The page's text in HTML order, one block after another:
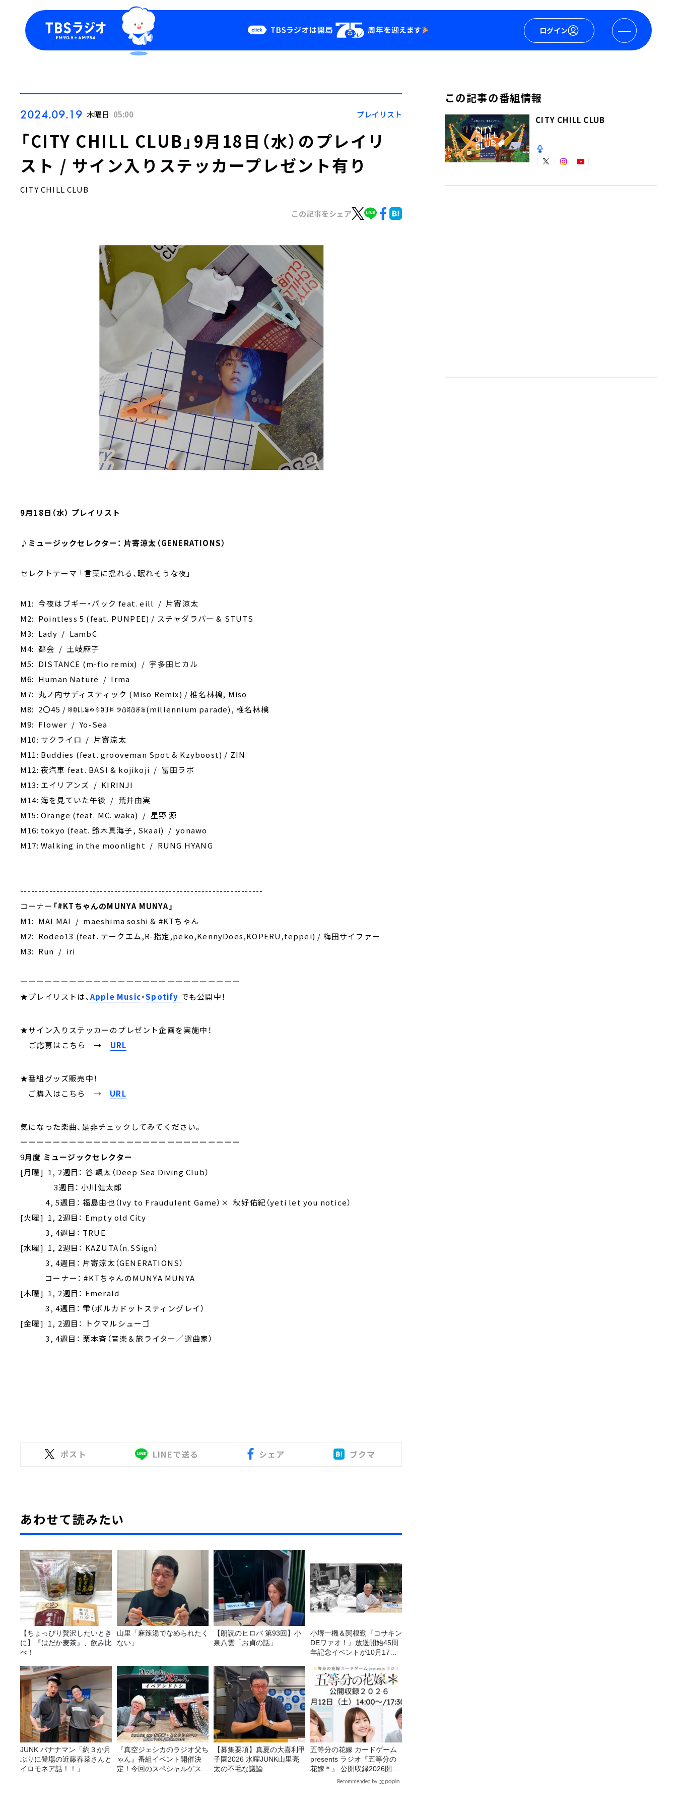
ログイン
Podcast
YouTube
会社情報
2024.09.19 木曜日 05:00 プレイリスト
「CITY CHILL CLUB」9月18日（水）のプレイリ
スト / サイン入りステッカープレゼント有り
CITY CHILL CLUB
この記事をシェア
9月18日（水） プレイリスト
♪ミュージックセレクター： 片寄涼太（GENERATIONS）
セレクトテーマ ｢言葉に揺れる、眠れそうな夜｣
M1: 今夜はブギー・バック feat. eill / 片寄涼太
M2: Pointless 5 (feat. PUNPEE) / スチャダラパー & STUTS
M3: Lady / LambC
M4: 都会 / 土岐麻子
M5: DISTANCE (m-flo remix) / 宇多田ヒカル
M6: Human Nature / Irma
M7: 丸ノ内サディスティック (Miso Remix) / 椎名林檎, Miso
M8: 2〇45 / ꉈꀧ꒒꒒ꁄꍈꍈꀧ꒦ꉈ ꉣꅔꎡꅔꁕꁄ(millennium parade), 椎名林檎
M9: Flower / Yo-Sea
M10: サクライロ / 片寄涼太
M11: Buddies (feat. grooveman Spot & Kzyboost) / ZIN
M12: 夜汽車 feat. BASI & kojikoji / 冨田ラボ
M13: エイリアンズ / KIRINJI
M14: 海を見ていた午後 / 荒井由実
M15: Orange (feat. MC. waka) / 星野 源
M16: tokyo (feat. 鈴木真海子, Skaai) / yonawo
M17: Walking in the moonlight / RUNG HYANG
-------------------------------------------------------------------
コーナー 「#KTちゃんのMUNYA MUNYA」
M1: MAI MAI / maeshima soshi & #KTちゃん
M2: Rodeo13 (feat. テークエム,R-指定,peko,KennyDoes,KOPERU,teppei) / 梅田サイファー
M3: Run / iri
ーーーーーーーーーーーーーーーーーーーーーーーーーーー
★プレイリストは、 Apple Music・Spotify でも公開中！
★サイン入りステッカーのプレゼント企画を実施中！
ご応募はこちら→ URL
★番組グッズ販売中！
ご購入はこちら → URL
気になった楽曲、是非チェックしてみてください。
ーーーーーーーーーーーーーーーーーーーーーーーーーーー
9月度 ミュージックセレクター
[月曜] 1, 2週目： 谷 颯太（Deep Sea Diving Club）
3週目： 小川健太郎
4, 5週目： 福島由也（Ivy to Fraudulent Game）× 秋好佑紀（yeti let you notice）
[火曜] 1, 2週目： Empty old City
3, 4週目： TRUE
[水曜] 1, 2週目： KAZUTA（n.SSign）
3, 4週目： 片寄涼太（GENERATIONS）
コーナー： #KTちゃんのMUNYA MUNYA
[木曜] 1, 2週目： Emerald
3, 4週目： 雫（ポルカドットスティングレイ）
[金曜] 1, 2週目： トクマルシューゴ
3, 4週目： 栗本斉（音楽＆旅ライター／選曲家）
ポスト LINEで送る シェア ブクマ
あわせて読みたい
【ちょっぴり贅沢したいとき
に】『はだか麦茶』、飲み比
べ！
山里「麻辣湯でなめられたく
ない」
【朗読のヒロバ 第93回】小
泉八雲「お貞の話」
小堺一機＆関根勤『コサキン
DEワァオ！』放送開始45周
年記念イベントが10月17日
FC先行受付スタート！
JUNK バナナマン「約３か月
ぶりに登場の近藤春菜さんと
イロモネア話！！」
『真空ジェシカのラジオ父ち
ゃん』番組イベント開催決
定！今回のスペシャルゲスト
【募集要項】真夏の大喜利甲
子園2026 水曜JUNK山里亮
太の不毛な議論
五等分の花嫁 カードゲーム
presents ラジオ『五等分の
花嫁＊』 公開収録2026開催
Recommended by
この記事の番組情報
CITY CHILL CLUB